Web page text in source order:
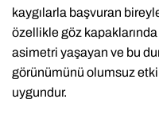
kaygılarla başvuran
özellikle göz
asimetri yaşayan ve bu
görünümünü olumsuz
uygundur.